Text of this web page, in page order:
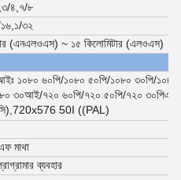
৩/৪ ৭/৮
১/৩২
(এনএলওএস) ~ ১৫ কিলোমিটার (এলওএস)
১০৮০ ৬০পি/১০৮০ ৫০পি/১০৮০ ৩০পি/
৩০আই/৭২০ ৬০পি/৭২০ ৫০পি/৭২০
720x576 50I ((PAL)
মাথা
ব্যবহার